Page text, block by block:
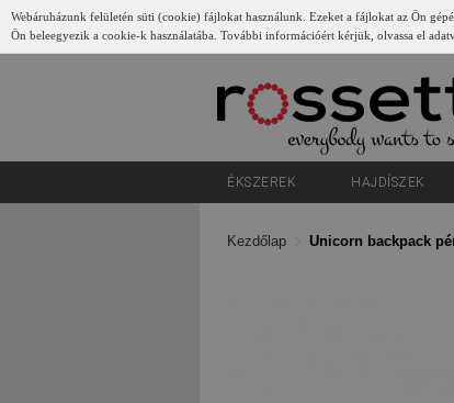
Webáruházunk felületén süti (cookie) fájlokat használunk. Ezeket a fájlokat az Ön
Ön beleegyezik a cookie-k használatába. További információért kérjük, olvassa el
Gyerünk
ÉKSZEREK HAJDÍSZEK
Kezdőlap Unicorn backpack